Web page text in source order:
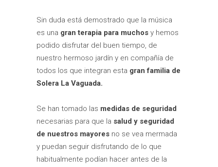
Sin duda está demostrado que la música
es una gran terapia para muchos y hemos
podido disfrutar del buen tiempo, de
nuestro hermoso jardín y en compañía de
todos los que integran esta gran familia de
Solera La Vaguada.
Se han tomado las medidas de seguridad
necesarias para que la salud y seguridad
de nuestros mayores no se vea mermada
y puedan seguir disfrutando de lo que
habitualmente podían hacer antes de la